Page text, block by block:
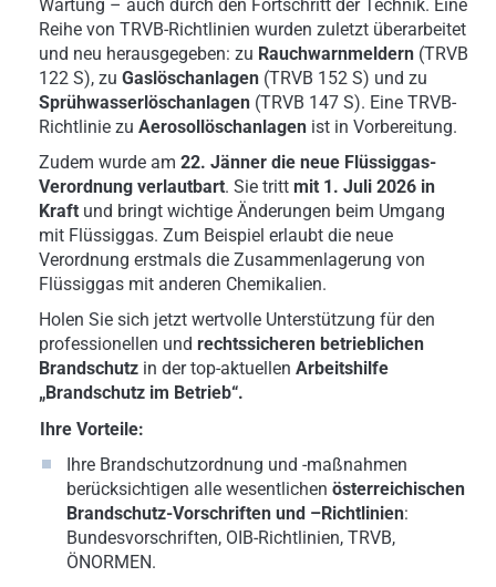
Wartung – auch durch den Fortschritt der Technik. Eine
Reihe von TRVB-Richtlinien wurden zuletzt überarbeitet
und neu herausgegeben: zu Rauchwarnmeldern (TRVB
122 S), zu Gaslöschanlagen (TRVB 152 S) und zu
Sprühwasserlöschanlagen (TRVB 147 S). Eine TRVB-
Richtlinie zu Aerosollöschanlagen ist in Vorbereitung.
Zudem wurde am 22. Jänner die neue Flüssiggas-
Verordnung verlautbart. Sie tritt mit 1. Juli 2026 in
Kraft und bringt wichtige Änderungen beim Umgang
mit Flüssiggas. Zum Beispiel erlaubt die neue
Verordnung erstmals die Zusammenlagerung von
Flüssiggas mit anderen Chemikalien.
Holen Sie sich jetzt wertvolle Unterstützung für den
professionellen und rechtssicheren betrieblichen
Brandschutz in der top-aktuellen Arbeitshilfe
„Brandschutz im Betrieb“.
Ihre Vorteile:
Ihre Brandschutzordnung und -maßnahmen
berücksichtigen alle wesentlichen österreichischen
Brandschutz-Vorschriften und –Richtlinien:
Bundesvorschriften, OIB-Richtlinien, TRVB,
ÖNORMEN.